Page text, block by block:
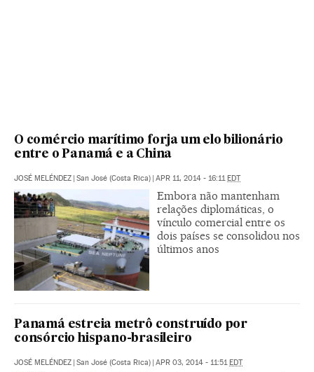
O comércio marítimo forja um elo bilionário
entre o Panamá e a China
JOSÉ MELÉNDEZ | San José (Costa Rica) | APR 11, 2014 - 16:11EDT
Embora não mantenham
relações diplomáticas, o
vínculo comercial entre os
dois países se consolidou nos
últimos anos
Panamá estreia metrô construído por
consórcio hispano-brasileiro
JOSÉ MELÉNDEZ | San José (Costa Rica) | APR 03, 2014 - 11:51EDT